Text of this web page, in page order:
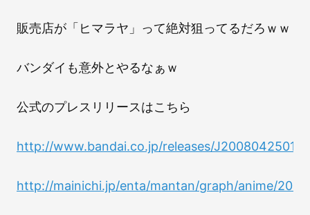
販売店が「ヒマラヤ」って絶対狙ってるだろｗｗ
バンダイも意外とやるなぁｗ
公式のプレスリリースはこちら
http://www.bandai.co.jp/releases/
http://mainichi.jp/enta/mantan/graph/anime/